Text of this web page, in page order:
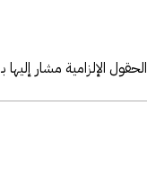
الحقول الإلزامية مشار إليها بـ